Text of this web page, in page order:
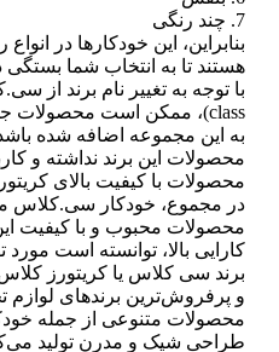
7. چند رنگی
بنابراین، این خودکارها در
هستند تا به انتخاب شما
به این مجموعه اضافه شده
محصولات این برند نداشته و
محصولات با کیفیت بالای
محصولات محبوب و با کیفیت
کارایی بالا، توانسته است مورد
و پرفروش‌ترین برندهای لوازم
محصولات متنوعی از جمله
طراحی شیک و مدرن تولید